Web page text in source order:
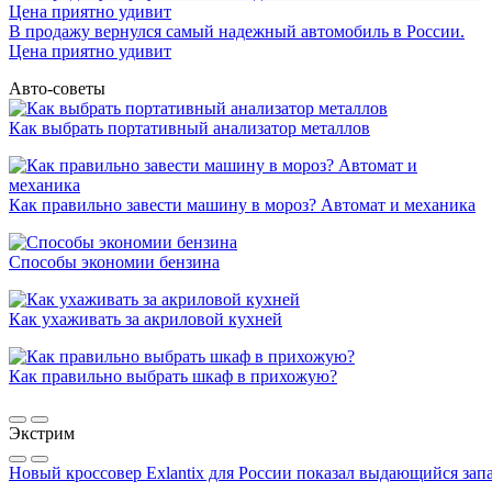
В продажу вернулся самый надежный автомобиль в России.
Цена приятно удивит
Авто-советы
Как выбрать портативный анализатор металлов
Как правильно завести машину в мороз? Автомат и механика
Способы экономии бензина
Как ухаживать за акриловой кухней
Как правильно выбрать шкаф в прихожую?
Экстрим
Новый кроссовер Exlantix для России показал выдающийся